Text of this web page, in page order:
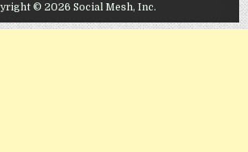
© 2026 Social Mesh, Inc.